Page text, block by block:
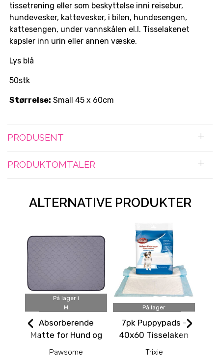
tissetrening eller som beskyttelse inni reisebur,
hundevesker, kattevesker, i bilen, hundesengen,
kattesengen, under vannskålen el.l. Tisselakenet
kapsler inn urin eller annen væske.
Lys blå
50stk
Størrelse: Small 45 x 60cm
PRODUSENT
PRODUKTOMTALER
ALTERNATIVE PRODUKTER
På lager i
M
Absorberende
Matte for Hund og
Katt - Gjenbruks
Pawsome
På lager
7pk Puppypads -
40x60 Tisselaken
Trixie
‹ ›